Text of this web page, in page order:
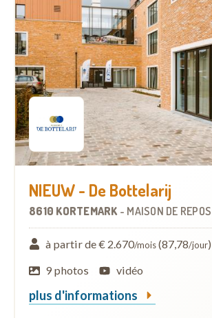
NIEUW - De Bottelarij
8610 KORTEMARK - MAISON DE REPOS
à partir de € 2.670/mois(87,78/jour)
9 photos
vidéo
plus d'informations